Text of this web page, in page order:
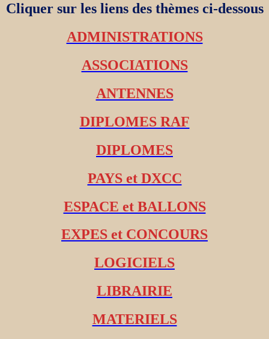
Cliquer sur les liens des thèmes ci-dessous
ADMINISTRATIONS
ASSOCIATIONS
ANTENNES
DIPLOMES RAF
DIPLOMES
PAYS et DXCC
ESPACE et BALLONS
EXPES et CONCOURS
LOGICIELS
LIBRAIRIE
MATERIELS